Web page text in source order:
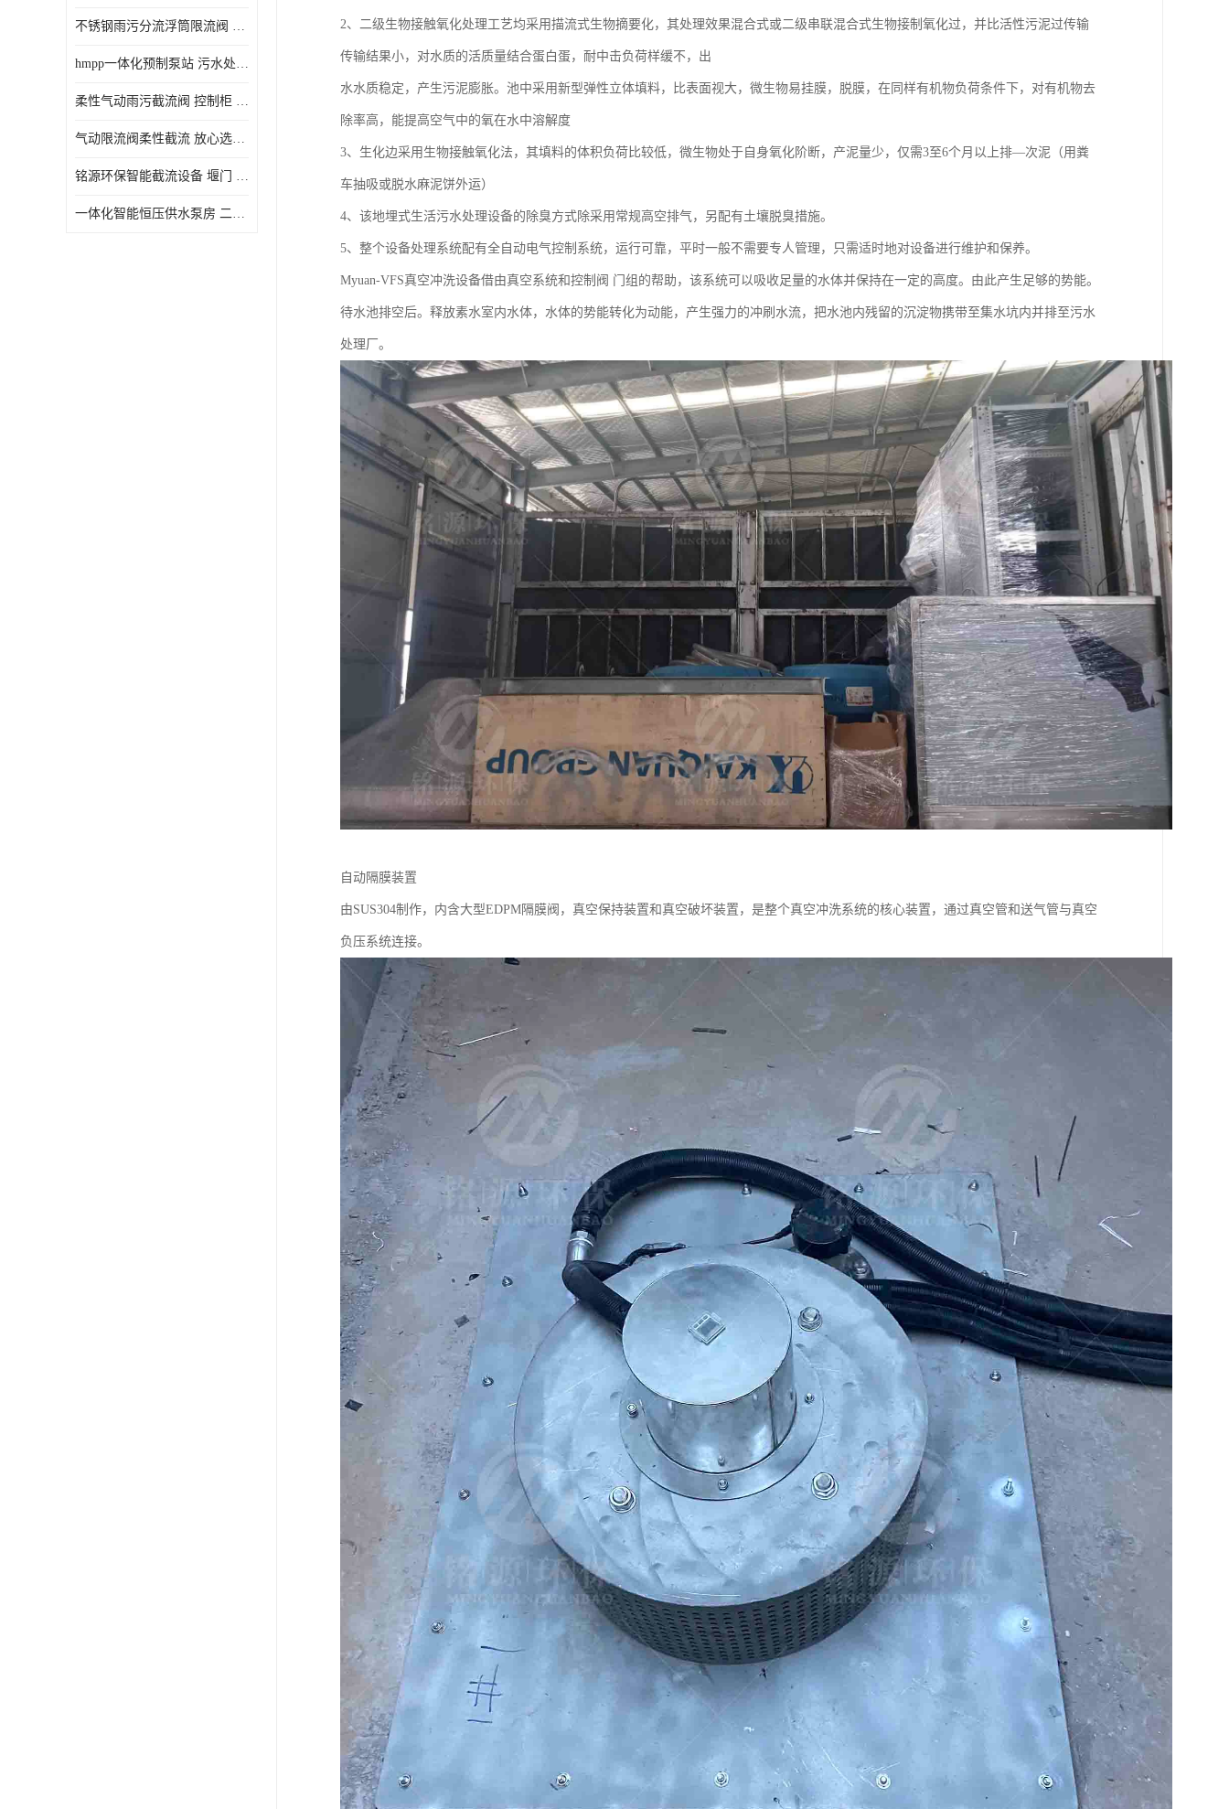
不锈钢雨污分流浮筒限流阀 DN150-DN1000 品质可信
hmpp一体化预制泵站 污水处理系统 乡镇学校市政排水 厂家供应
柔性气动雨污截流阀 控制柜 远程控制安全性高检修方便
气动限流阀柔性截流 放心选购 控源截污铭源环保
铭源环保智能截流设备 堰门 铸铁调节闸门作用 源头商家 可定制
一体化智能恒压供水泵房 二次加压供水设备户外智慧泵房
2、二级生物接触氧化处理工艺均采用描流式生物摘要化，其处理效果混合式或二级串联混合式生物接制氧化过，并比活性污泥过传输
传输结果小，对水质的活质量结合蛋白蛋，耐中击负荷样缓不，出
水水质稳定，产生污泥膨胀。池中采用新型弹性立体填料，比表面视大，微生物易挂膜，脱膜，在同样有机物负荷条件下，对有机物去
除率高，能提高空气中的氧在水中溶解度
3、生化边采用生物接触氧化法，其填料的体积负荷比较低，微生物处于自身氧化阶断，产泥量少，仅需3至6个月以上排—次泥（用粪
车抽吸或脱水麻泥饼外运）
4、该地埋式生活污水处理设备的除臭方式除采用常规高空排气，另配有土壤脱臭措施。
5、整个设备处理系统配有全自动电气控制系统，运行可靠，平时一般不需要专人管理，只需适时地对设备进行维护和保养。
Myuan-VFS真空冲洗设备借由真空系统和控制阀 门组的帮助，该系统可以吸收足量的水体并保持在一定的高度。由此产生足够的势能。
待水池排空后。释放素水室内水体，水体的势能转化为动能，产生强力的冲刷水流，把水池内残留的沉淀物携带至集水坑内并排至污水
处理厂。
自动隔膜装置
由SUS304制作，内含大型EDPM隔膜阀，真空保持装置和真空破坏装置，是整个真空冲洗系统的核心装置，通过真空管和送气管与真空
负压系统连接。